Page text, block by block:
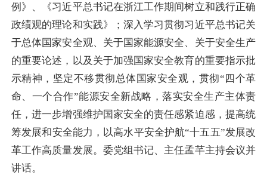
例》、《习近平总书记在浙江工作期间树立和践行正确
政绩观的理论和实践》；深入学习贯彻习近平总书记关
于总体国家安全观、关于国家能源安全、关于安全生产
的重要论述，以及关于加强国家安全教育的重要指示批
示精神，坚定不移贯彻总体国家安全观，贯彻“四个革
命、一个合作”能源安全新战略，落实安全生产主体责
任，进一步增强维护国家安全的责任感紧迫感，提高统
筹发展和安全能力，以高水平安全护航“十五五”发展改
革工作高质量发展。委党组书记、主任孟芊主持会议并
讲话。